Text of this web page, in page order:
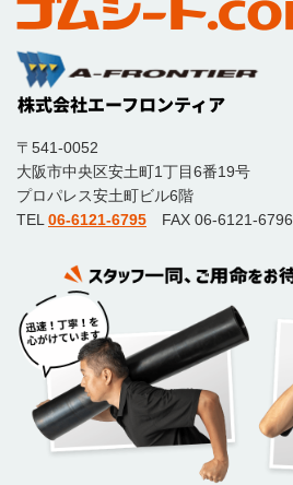
〒541-0052
大阪市中央区安土町1丁目6番19号
プロパレス安土町ビル6階
TEL 06-6121-6795 FAX 06-6121-6796